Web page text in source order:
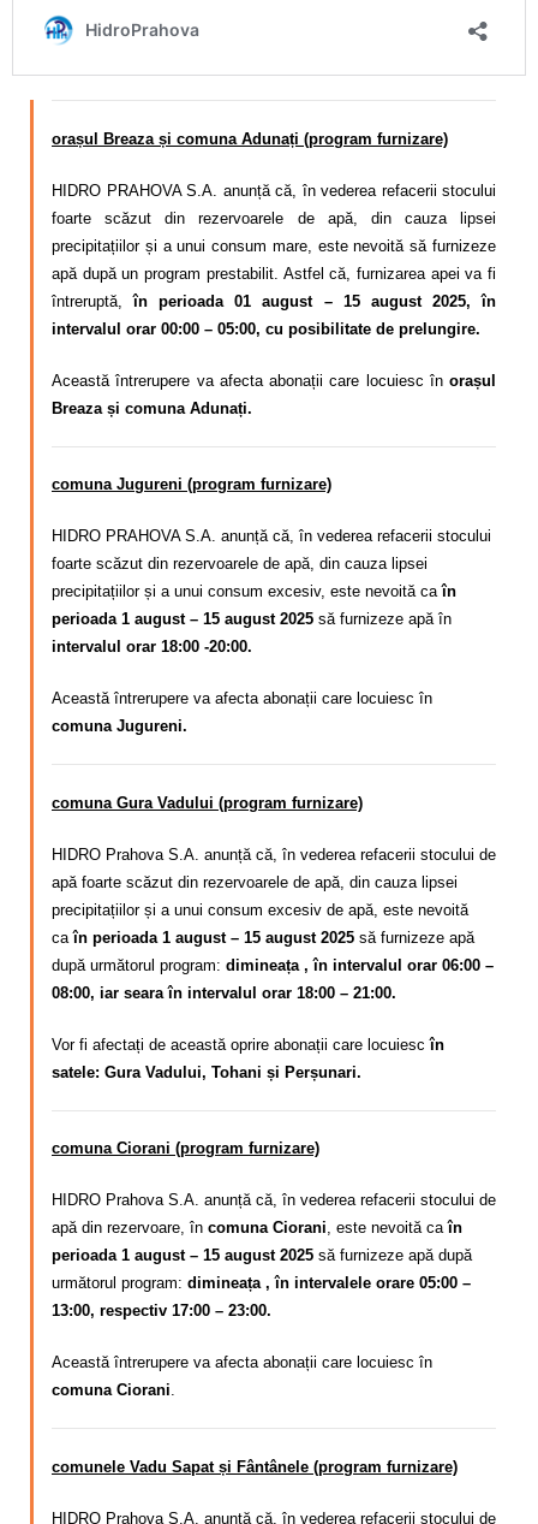
orașul Breaza și comuna Adunați (program furnizare)
HIDRO PRAHOVA S.A. anunță că, în vederea refacerii stocului
foarte scăzut din rezervoarele de apă, din cauza lipsei
precipitațiilor și a unui consum mare, este nevoită săfurnizeze
apă după un program prestabilit. Astfel că, furnizarea apei va fi
întreruptă,în perioada 01 august – 15 august 2025, în
intervalul orar 00:00 – 05:00, cu posibilitate de prelungire.
Această întrerupere va afecta abonații care locuiesc în orașul
Breaza și comuna Adunați.
comuna Jugureni (program furnizare)
HIDRO PRAHOVA S.A. anunță că, în vederea refacerii stocului
foarte scăzut din rezervoarele de apă, din cauza lipsei
precipitațiilor și a unui consum excesiv, este nevoită caîn
perioada 1 august – 15 august 2025 să furnizeze apă în
intervalul orar 18:00 -20:00.
Această întrerupere va afecta abonații care locuiesc în
comuna Jugureni.
comuna Gura Vadului (program furnizare)
HIDRO Prahova S.A. anunță că, în vederea refacerii stocului de
apă foarte scăzut din rezervoarele de apă, din cauza lipsei
precipitațiilor și a unui consum excesiv de apă , este nevoită
caîn perioada 1 august – 15 august 2025 să furnizeze apă
după următorul program: dimineața , în intervalul orar 06:00 –
08:00, iar seara în intervalul orar 18:00 – 21:00.
Vor fi afectați de această oprire abonații care locuiescîn
satele: Gura Vadului, Tohani și Perșunari.
comuna Ciorani (program furnizare)
HIDRO Prahova S.A. anunță că, în vederea refacerii stocului de
apă din rezervoare, în comuna Ciorani, este nevoită caîn
perioada 1 august – 15 august 2025 să furnizeze apă după
următorul program: dimineața , în intervalele orare 05:00 –
13:00, respectiv 17:00 – 23:00.
Această întrerupere va afecta abonații care locuiesc în
comuna Ciorani.
comunele Vadu Sapat și Fântânele (program furnizare)
HIDRO Prahova S.A. anunță că, în vederea refacerii stocului de